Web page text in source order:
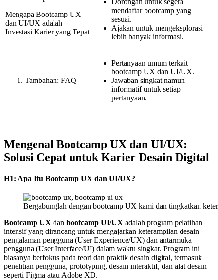
Mengapa Bootcamp UX
dan UI/UX adalah
Investasi Karier yang Tepat
Dorongan untuk segera
mendaftar bootcamp yang
sesuai.
Ajakan untuk mengeksplorasi
lebih banyak informasi.
Tambahan: FAQ
Pertanyaan umum terkait
bootcamp UX dan UI/UX.
Jawaban singkat namun
informatif untuk setiap
pertanyaan.
Mengenal Bootcamp UX dan UI/UX:
Solusi Cepat untuk Karier Desain Digital
H1: Apa Itu Bootcamp UX dan UI/UX?
Bergabunglah dengan bootcamp UX kami dan tingkatkan
Bootcamp UX dan bootcamp UI/UX adalah program pelatihan
intensif yang dirancang untuk mengajarkan keterampilan desain
pengalaman pengguna (User Experience/UX) dan antarmuka
pengguna (User Interface/UI) dalam waktu singkat. Program ini
biasanya berfokus pada teori dan praktik desain digital, termasuk
penelitian pengguna, prototyping, desain interaktif, dan alat desain
seperti Figma atau Adobe XD.